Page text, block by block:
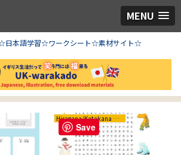
MENU
日本語学習☆ワークシート☆素材サイト☆
Hiragana/Katakana ひらがな/カタカナ
Save